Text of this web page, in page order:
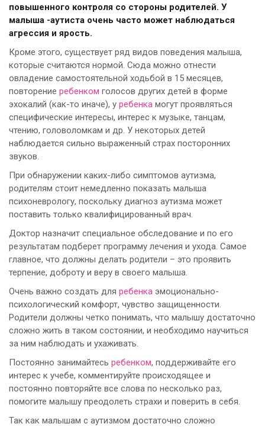
повышенного контроля со стороны родителей. У
малыша -аутиста очень часто может наблюдаться
агрессия и ярость.
Кроме этого, существует ряд видов поведения малыша,
которые считаются нормой. Сюда можно отнести
овладение самостоятельной ходьбой в 15 месяцев,
повторение ребенком голосов других детей в форме
эхокалий (как-то иначе), у ребенка могут проявляться
специфические интересы, интерес к музыке, танцам,
чтению, головоломкам и др. У некоторых детей
наблюдается сильно выраженный страх посторонних
звуков.
При обнаружении каких-либо симптомов аутизма,
родителям стоит немедленно показать малыша
психоневрологу, поскольку диагноз аутизма может
поставить только квалифицированный врач.
Доктор назначит специальное обследование и по его
результатам подберет программу лечения и ухода. Самое
главное, что должны делать родители – это проявить
терпение, доброту и веру в своего малыша.
Очень важно создать для ребенка эмоционально-
психологический комфорт, чувство защищенности.
Родители должны четко понимать, что малышу достаточно
сложно жить в таком состоянии, и необходимо научиться
за ним наблюдать и ухаживать.
Постоянно занимайтесь ребенком, поддерживайте его
интерес к учебе, комментируйте происходящее и
постоянно повторяйте все слова по несколько раз,
помогите малышу преодолеть страхи и поверить в себя.
Так как малышам с аутизмом достаточно сложно